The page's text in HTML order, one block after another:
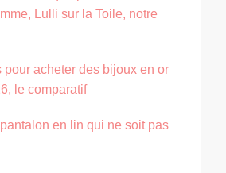
Lulli sur la Toile, notre
pour acheter des bijoux en or
le comparatif
en lin qui ne soit pas